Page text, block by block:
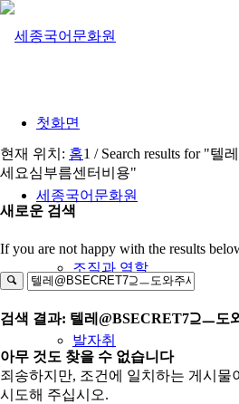
첫화면
세종국어문화원
조직과 역할
발자취
현재 위치: 홈1 / Search results for "텔
세요심부름센터비용"
새로운 검색
If you are not happy with the results
검색 결과: 텔레@BSECRET7⊇ㅡ도
아무 것도 찾을 수 없습니다
죄송하지만, 조건에 일치하는 게시물
시도해 주십시오.